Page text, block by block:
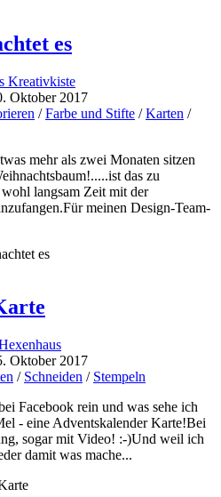
es
Kreativkiste
Oktober 2017
/ Farbe und Stifte / Karten /
mehr als zwei Monaten sitzen
das zu
langsam Zeit mit der
meinen Design-Team-
es
Oktober 2017
/ Schneiden / Stempeln
Facebook rein und was sehe ich
- eine Adventskalender Karte!Bei
sogar mit Video! :-)Und weil ich
damit was mache...